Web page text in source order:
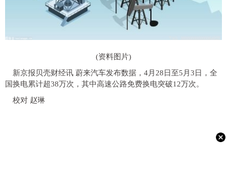
(资料图片)
新京报贝壳财经讯 蔚来汽车发布数据，4月28日至5月3日，全
国换电累计超38万次，其中高速公路免费换电突破12万次。
校对 赵琳